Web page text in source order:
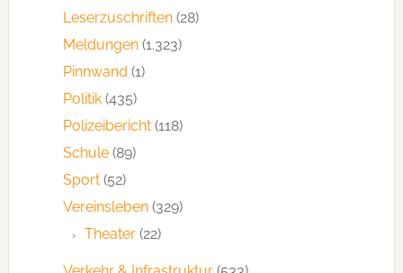
Leserzuschriften(28)
Meldungen(1.323)
Pinnwand (1)
Politik(435)
Polizeibericht(118)
Schule(89)
Sport(52)
Vereinsleben(329)
Theater(22)